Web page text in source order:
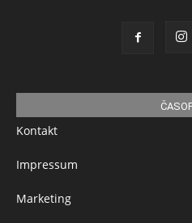
Kontakt
Impressum
Marketing